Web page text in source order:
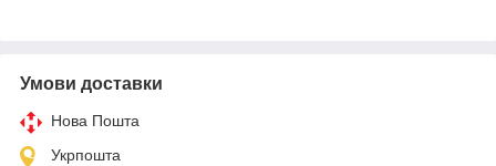
Умови доставки
Нова Пошта
Укрпошта